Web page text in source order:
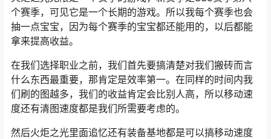
个赛季，可见它是一个长期的游戏。所以我每个赛季也会
抽一点宝宝，因为每个赛季的宝宝都还能用的，以后都能
拿来提高收益。
在我们选择职业之前，我们首先要搞清楚对我们搬砖而言
什么东西最重要，那肯定是效率第一。在同样的时间内我
们刷的图越多，我们的收益肯定会比别人高，所以移动速
度还有清图速度都是我们所需要考虑的。
然后火炬之光里面追忆还有装备基地都是可以搞移动速度